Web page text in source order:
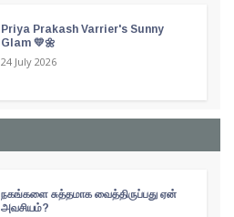
Priya Prakash Varrier's Sunny
Glam 💛🌼
24 July 2026
நகங்களை சுத்தமாக வைத்திருப்பது ஏன்
அவசியம்?